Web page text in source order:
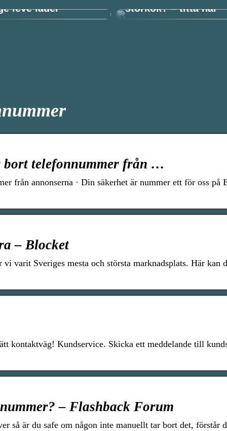
leve läder
storkök? – titta här
bort telefonnummer från …
från annonserna · Din säkerhet är nummer ett för oss på
– Blocket
varit Sveriges mesta och största marknadsplats. Här kan
kontaktväg! Kundservice. Skicka ett meddelande till
– Flashback Forum
så är du safe om någon inte manuellt tar bort det, förstår